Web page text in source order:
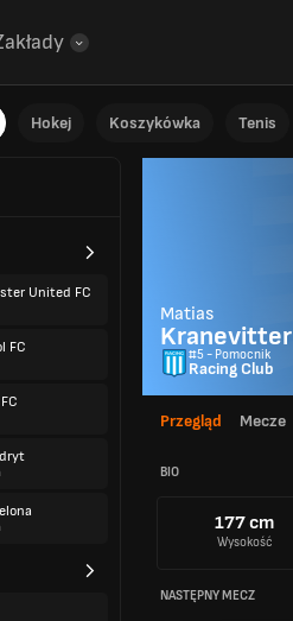
Hokej Koszykówka Tenis
United FC
FC
Matias
Kranevitter
#5 - Pomocnik
Racing Club
Przegląd Mecze
BIO
177 cm
Wysokość
NASTĘPNY MECZ